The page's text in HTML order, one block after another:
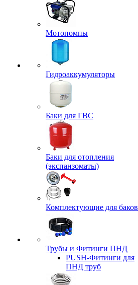
Мотопомпы
Гидроаккумуляторы
Баки для ГВС
Баки для отопления
(экспанзоматы)
Комплектующие для баков
Трубы и Фитинги ПНД
PUSH-Фитинги для
ПНД труб